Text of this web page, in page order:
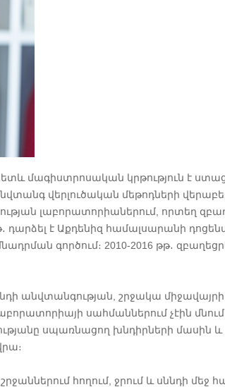
մագիստրոսական կրթություն է
վերլուծական մեթոդների
լաբորատորիաներում, որտեղ
թ․ դարձել է Աքդենիզ համալսարանի
գործում։ 2010-2016 թթ․
անվտանգության, շրջակա միջավայրի
սահմաններում չէին
սպառնացող խնդիրների մասին
հողում, ջրում և սննդի մեջ